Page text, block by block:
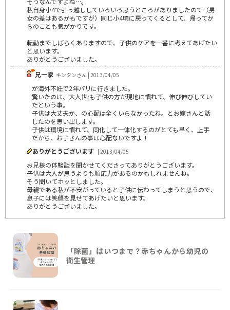
私自身小4で引っ越ししていろいろ思うところがありましたので（男
女の差はあるかもですが）同じ小4頃に戻ってくるとして、帰ってか
らのことも気がかりです。
転勤までしばらくありますので、子供のケアを一番に考えてあげたい
と思います。
ありがとうございました。
兄一家 キンタンさん | 2013/04/05
が海外不妊で2年パリに行きました。
驚いたのは、大人世rも子供の方が現地に慣れて、伸び伸びしてい
たという事。
子供は大丈夫か、の心配は全くいらなかったね。とお嫁さんと話
したのを思い出します。
子供は環境に慣れて、同化して一体化するのがとても早く、上手
だから、お子さんの事は心配ないですよ！
ありがとうございます | 2013/04/05
お兄様の体験談を聞かせてくださってありがとうございます。
子供は大人が思うよりも順応力があるのかもしれませんね。
そう聞いてホッとしました。
母親である私が不安がっていると子供に伝わってしまうと思うので、
息子には笑顔を見せてあげたいと思います。
ありがとうございました。
「除菌」はいつまで？赤ちゃんから幼児の
衛生管理